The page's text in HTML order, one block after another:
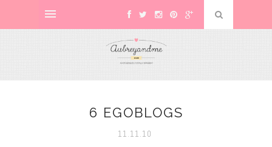
6 EGOBLOGS
11.11.10